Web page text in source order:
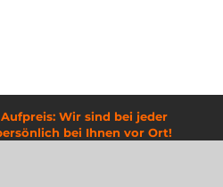
Wir sind bei jeder
bei Ihnen vor Ort!